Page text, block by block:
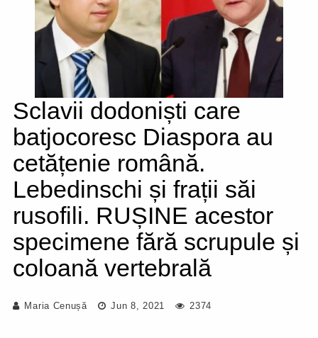
Sclavii dodoniști care
batjocoresc Diaspora au
cetățenie română.
Lebedinschi și frații săi
rusofili. RUȘINE acestor
specimene fără scrupule și
coloană vertebrală
Maria Cenușă Jun 8, 2021 2374